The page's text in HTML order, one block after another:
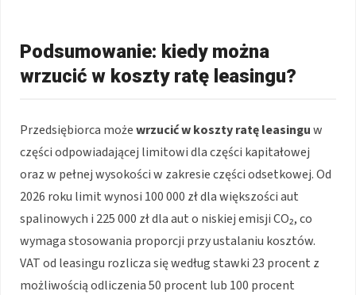
Podsumowanie: kiedy można
wrzucić w koszty ratę leasingu?
Przedsiębiorca możewrzucić w kosztyratę leasinguw
części odpowiadającej limitowi dla części kapitałowej
oraz w pełnej wysokości w zakresie części odsetkowej. Od
2026 roku limit wynosi 100 000 zł dla większości aut
spalinowych i 225 000 zł dla aut o niskiej emisji CO₂, co
wymaga stosowania proporcji przy ustalaniu kosztów.
VAT od leasingu rozlicza się według stawki 23 procent z
możliwością odliczenia 50 procent lub 100 procent